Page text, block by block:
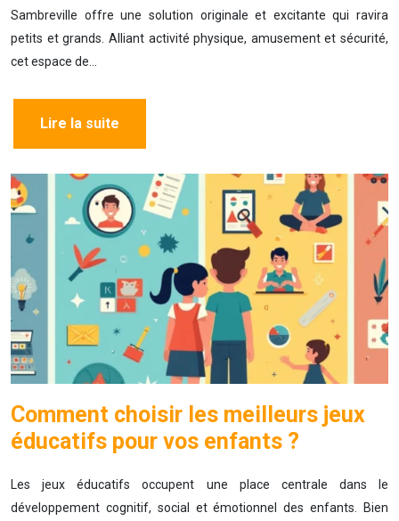
Sambreville offre une solution originale et excitante qui ravira
petits et grands. Alliant activité physique, amusement et sécurité,
cet espace de…
Lire la suite
Comment choisir les meilleurs jeux
éducatifs pour vos enfants ?
Les jeux éducatifs occupent une place centrale dans le
développement cognitif, social et émotionnel des enfants. Bien